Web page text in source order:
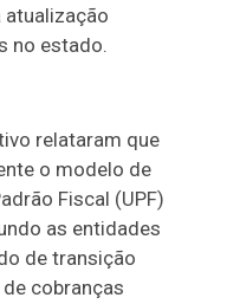
atualização
no estado.
relataram que
o modelo de
Fiscal (UPF)
as entidades
de transição
cobranças